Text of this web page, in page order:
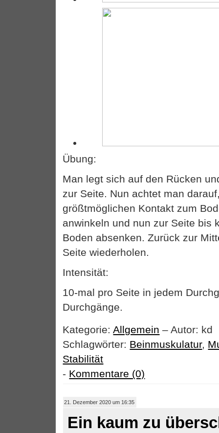
Übung:
Man legt sich auf den Rücken
zur Seite. Nun achtet man
größtmöglichen Kontakt zum
anwinkeln und nun zur Seite bis
Boden absenken. Zurück zur
Seite wiederholen.
Intensität:
10-mal pro Seite in jedem
Durchgänge.
Kategorie: Allgemein – Autor: kd
Schlagwörter: Beinmuskulatur,
Stabilität
- Kommentare (0)
21. Dezember 2020 um 16:35
Ein kaum zu